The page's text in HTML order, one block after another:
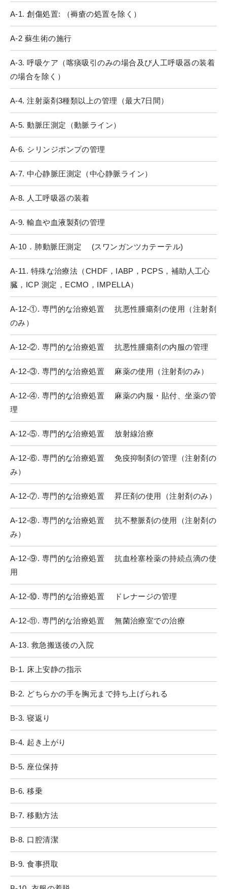
A-1. 創傷処置: （褥瘡の処置を除く）
A-2 蘇生術の施行
A-3. 呼吸ケア（喀痰吸引のみの場合及び人工呼吸器の装着
の場合を除く）
A-4. 注射薬剤3種類以上の管理（最大7日間）
A-5. 動脈圧測定（動脈ライン）
A-6. シリンジポンプの管理
A-7. 中心静脈圧測定（中心静脈ライン）
A-8. 人工呼吸器の装着
A-9. 輸血や血液製剤の管理
A-10．肺動脈圧測定 (スワンガンツカテーテル)
A-11. 特殊な治療法（CHDF，IABP，PCPS，補助人工心
臓，ICP 測定，ECMO，IMPELLA）
A-12-①. 専門的な治療処置 抗悪性腫瘍剤の使用（注射剤
のみ）
A-12-②. 専門的な治療処置 抗悪性腫瘍剤の内服の管理
A-12-③. 専門的な治療処置 麻薬の使用（注射剤のみ）
A-12-④. 専門的な治療処置 麻薬の内服・貼付、坐薬の管
理
A-12-⑤. 専門的な治療処置 放射線治療
A-12-⑥. 専門的な治療処置 免疫抑制剤の管理（注射剤の
み）
A-12-⑦. 専門的な治療処置 昇圧剤の使用（注射剤のみ）
A-12-⑧. 専門的な治療処置 抗不整脈剤の使用（注射剤の
み）
A-12-⑨. 専門的な治療処置 抗血栓塞栓薬の持続点滴の使
用
A-12-⑩. 専門的な治療処置 ドレナージの管理
A-12-⑪. 専門的な治療処置 無菌治療室での治療
A-13. 救急搬送後の入院
B-1. 床上安静の指示
B-2. どちらかの手を胸元まで持ち上げられる
B-3. 寝返り
B-4. 起き上がり
B-5. 座位保持
B-6. 移乗
B-7. 移動方法
B-8. 口腔清潔
B-9. 食事摂取